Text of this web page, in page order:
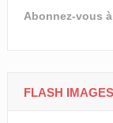
Abonnez-vous
FLASH IMAGES